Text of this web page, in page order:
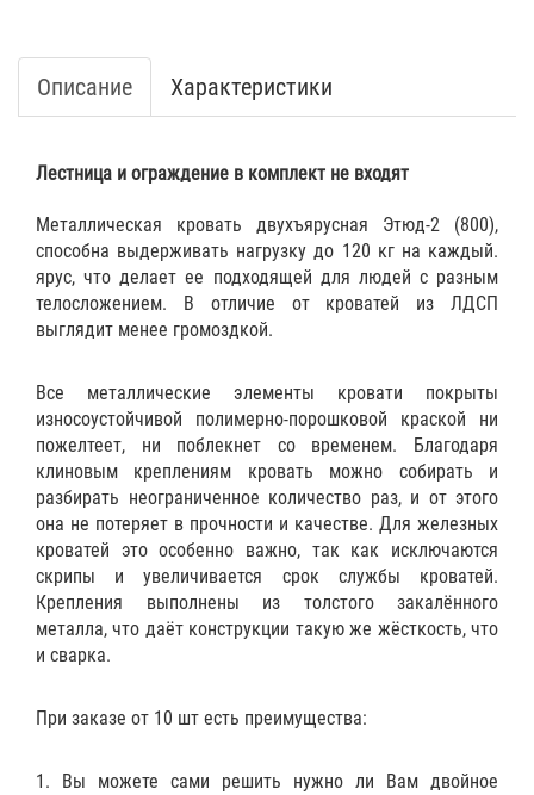
Описание Характеристики
Лестница и ограждение в комплект не входят
Металлическая кровать двухъярусная Этюд-2 (800),
способна выдерживать нагрузку до 120 кг на каждый.
ярус, что делает ее подходящей для людей с разным
телосложением. В отличие от кроватей из ЛДСП
выглядит менее громоздкой.
Все металлические элементы кровати покрыты
износоустойчивой полимерно-порошковой краской ни
пожелтеет, ни поблекнет со временем. Благодаря
клиновым креплениям кровать можно собирать и
разбирать неограниченное количество раз, и от этого
она не потеряет в прочности и качестве. Для железных
кроватей это особенно важно, так как исключаются
скрипы и увеличивается срок службы кроватей.
Крепления выполнены из толстого закалённого
металла, что даёт конструкции такую же жёсткость, что
и сварка.
При заказе от 10 шт есть преимущества:
1. Вы можете сами решить нужно ли Вам двойное